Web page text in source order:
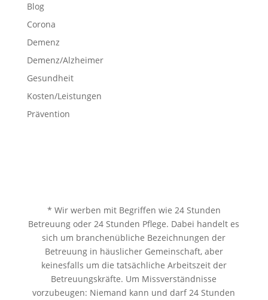
Blog
Corona
Demenz
Demenz/Alzheimer
Gesundheit
Kosten/Leistungen
Prävention
* Wir werben mit Begriffen wie 24 Stunden
Betreuung oder 24 Stunden Pflege. Dabei handelt es
sich um branchenübliche Bezeichnungen der
Betreuung in häuslicher Gemeinschaft, aber
keinesfalls um die tatsächliche Arbeitszeit der
Betreuungskräfte. Um Missverständnisse
vorzubeugen: Niemand kann und darf 24 Stunden